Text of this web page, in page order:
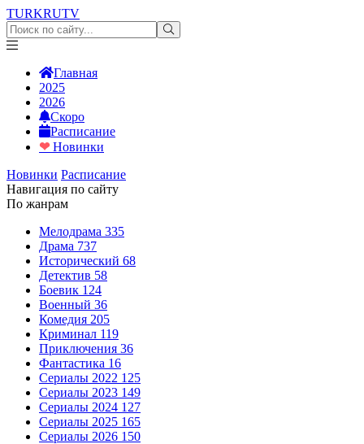
TURKRUTV
Главная
2025
2026
Скоро
Расписание
❤Новинки
Новинки Расписание
Навигация по сайту
По жанрам
Мелодрама 335
Драма 737
Исторический 68
Детектив 58
Боевик 124
Военный 36
Комедия 205
Криминал 119
Приключения 36
Фантастика 16
Сериалы 2022 125
Сериалы 2023 149
Сериалы 2024 127
Сериалы 2025 165
Сериалы 2026 150